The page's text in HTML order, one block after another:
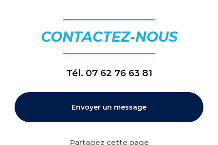
CONTACTEZ-NOUS
Tél. 07 62 76 63 81
Envoyer un message
Partagez cette page